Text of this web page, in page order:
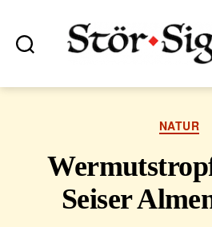
NATUR
Seiser